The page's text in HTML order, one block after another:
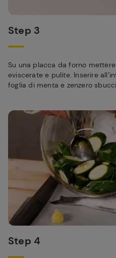
Step 3
Su una placca da forno
eviscerate e pulite. Inserire
foglia di menta e zenzero
Step 4